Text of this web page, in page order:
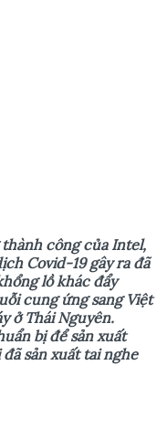
thành công của Intel,
Covid-19 gây ra đã
lồ khác đẩy
cung ứng sang Việt
ở Thái Nguyên.
bị để sản xuất
sản xuất tai nghe